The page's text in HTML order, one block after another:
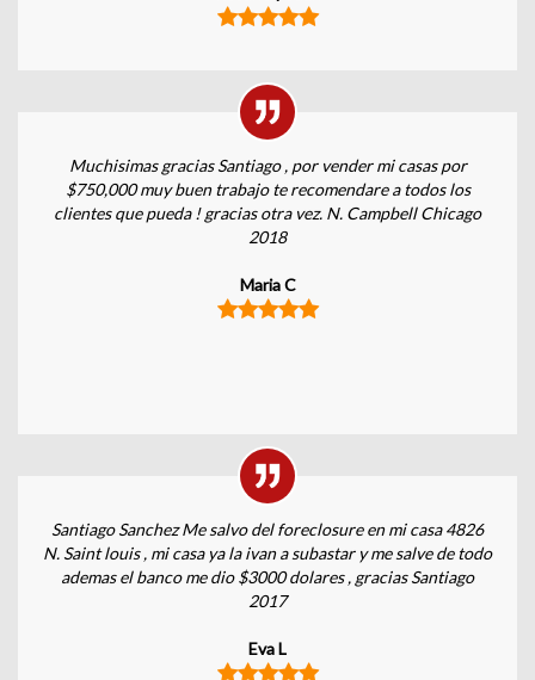
Muchisimas gracias Santiago , por vender mi casas por
$750,000 muy buen trabajo te recomendare a todos los
clientes que pueda ! gracias otra vez. N. Campbell Chicago
2018
Maria C
Santiago Sanchez Me salvo del foreclosure en mi casa 4826
N. Saint louis , mi casa ya la ivan a subastar y me salve de todo
ademas el banco me dio $3000 dolares , gracias Santiago
2017
Eva L